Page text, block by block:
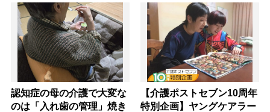
認知症の母の介護で大変な
のは「入れ歯の管理」焼き
【介護ポストセブン10周年
特別企画】ヤングケアラー